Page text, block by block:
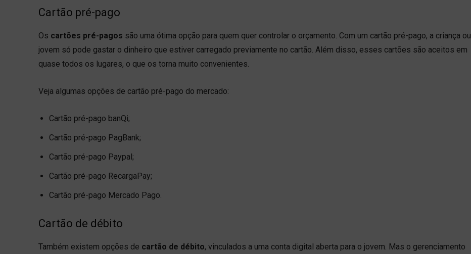
Cartão pré-pago
Os cartões pré-pagos são uma ótima opção para quem quer controlar o orçamento. Com um cartão pré-pago, a criança ou
jovem só pode gastar o dinheiro que estiver carregado previamente no cartão. Além disso, esses cartões são aceitos em
quase todos os lugares, o que os torna muito convenientes.
Veja algumas opções de cartão pré-pago do mercado:
Cartão pré-pago banQi;
Cartão pré-pago PagBank;
Cartão pré-pago Paypal;
Cartão pré-pago RecargaPay;
Cartão pré-pago Mercado Pago.
Cartão de débito
Também existem opções de cartão de débito, vinculados a uma conta digital aberta para o jovem. Mas o gerenciamento